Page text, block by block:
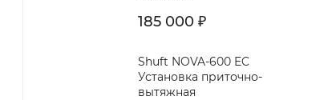
185 000 ₽
Shuft NOVA-600 EC
Установка приточно-
вытяжная